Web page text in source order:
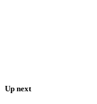
Up next